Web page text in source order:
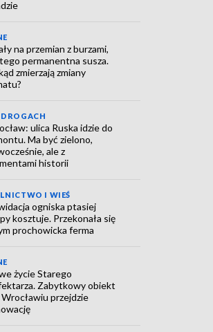
na przemian z burzami,
permanentna susza.
zmierzają zmiany
ulica Ruska idzie do
Ma być zielono,
ale z
historii
I WIEŚ
ogniska ptasiej
kosztuje. Przekonała się
prochowicka ferma
życie Starego
Zabytkowy obiekt
przejdzie